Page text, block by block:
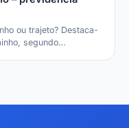
ou trajeto? Destaca-
segundo…